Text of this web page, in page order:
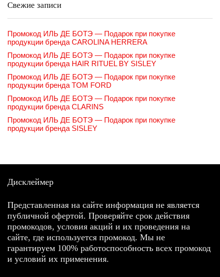
Свежие записи
Промокод ИЛЬ ДЕ БОТЭ — Подарок при покупке
продукции бренда CAROLINA HERRERA
Промокод ИЛЬ ДЕ БОТЭ — Подарок при покупке
продукции бренда HAIR RITUEL BY SISLEY
Промокод ИЛЬ ДЕ БОТЭ — Подарок при покупке
продукции бренда TOM FORD
Промокод ИЛЬ ДЕ БОТЭ — Подарок при покупке
продукции бренда CLARINS
Промокод ИЛЬ ДЕ БОТЭ — Подарок при покупке
продукции бренда SISLEY
Дисклеймер
Представленная на сайте информация не является
публичной офертой. Проверяйте срок действия
промокодов, условия акций и их проведения на
сайте, где используется промокод. Мы не
гарантируем 100% работоспособность всех промокод
и условий их применения.